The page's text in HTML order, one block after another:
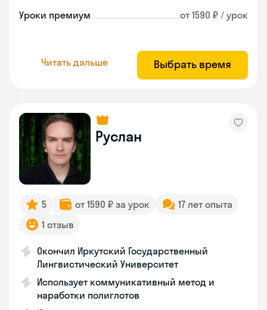
Уроки премиум от 1590 ₽ / урок
Читать дальше Выбрать время
Руслан
5 от 1590 ₽ за урок
17 лет опыта
1 отзыв
Окончил Иркутский Государственный
Лингвистический Университет
Использует коммуникативный метод и
наработки полиглотов